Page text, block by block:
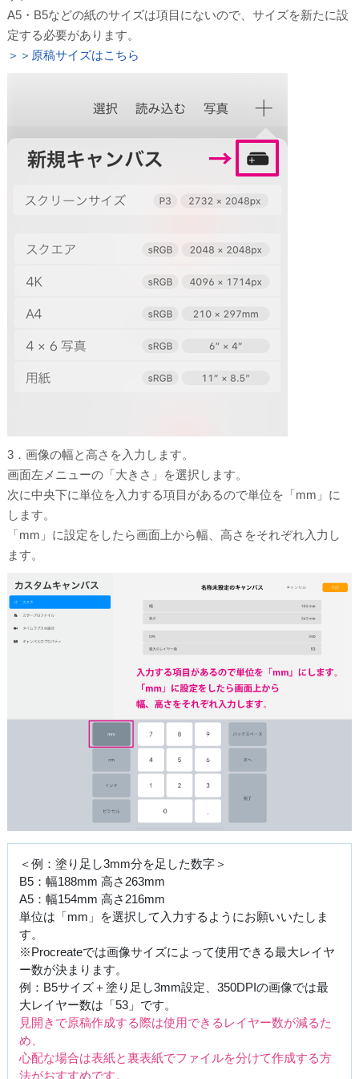
A5・B5などの紙のサイズは項目にないので、サイズを新たに設
定する必要があります。
＞＞原稿サイズはこちら
3．画像の幅と高さを入力します。
画面左メニューの「大きさ」を選択します。
次に中央下に単位を入力する項目があるので単位を「mm」に
します。
「mm」に設定をしたら画面上から幅、高さをそれぞれ入力し
ます。
＜例：塗り足し3mm分を足した数字＞
B5：幅188mm 高さ263mm
A5：幅154mm 高さ216mm
単位は「mm」を選択して入力するようにお願いいたしま
す。
※Procreateでは画像サイズによって使用できる最大レイヤ
ー数が決まります。
例：B5サイズ＋塗り足し3mm設定、350DPIの画像では最
大レイヤー数は「53」です。
見開きで原稿作成する際は使用できるレイヤー数が減るた
め、
心配な場合は表紙と裏表紙でファイルを分けて作成する方
法がおすすめです。